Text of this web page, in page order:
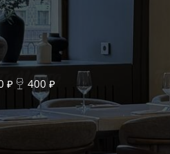
₽ 400 ₽